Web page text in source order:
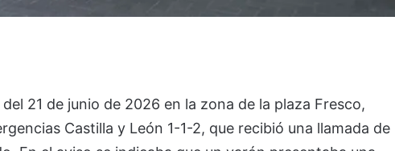
21 de junio de 2026 en la zona de la plaza Fresco,
Castilla y León 1-1-2, que recibió una llamada de